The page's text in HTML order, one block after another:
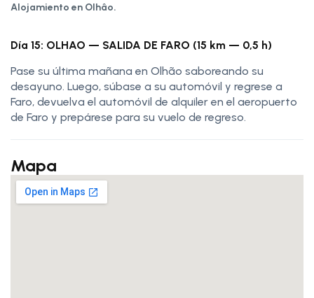
Alojamiento en Olhâo.
Día 15: OLHAO — SALIDA DE FARO (15 km — 0,5 h)
Pase su última mañana en Olhão saboreando su
desayuno. Luego, súbase a su automóvil y regrese a
Faro, devuelva el automóvil de alquiler en el aeropuerto
de Faro y prepárese para su vuelo de regreso.
Mapa